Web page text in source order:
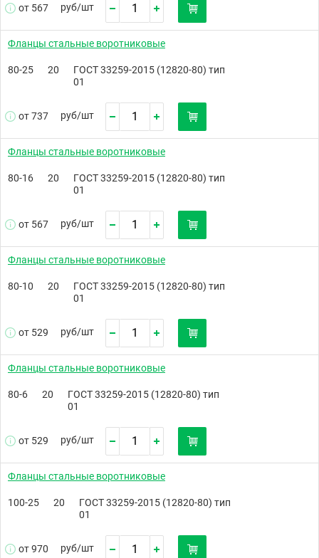
от 567 руб/шт
Фланцы стальные воротниковые
80-25 20
ГОСТ 33259-2015 (12820-80) тип
01
от 737 руб/шт
Фланцы стальные воротниковые
80-16 20
ГОСТ 33259-2015 (12820-80) тип
01
от 567 руб/шт
Фланцы стальные воротниковые
80-10 20
ГОСТ 33259-2015 (12820-80) тип
01
от 529 руб/шт
Фланцы стальные воротниковые
80-6 20
ГОСТ 33259-2015 (12820-80) тип
01
от 529 руб/шт
Фланцы стальные воротниковые
100-25 20
ГОСТ 33259-2015 (12820-80) тип
01
от 970 руб/шт